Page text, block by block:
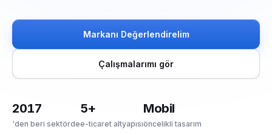
Markanı Değerlendirelim
Çalışmalarımı gör
2017
'den beri sektörde
5+
e-ticaret altyapısı
Mobil
öncelikli tasarım